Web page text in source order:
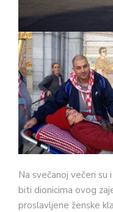
Na svečanoj večeri su
biti dionicima ovog
proslavljene ženske